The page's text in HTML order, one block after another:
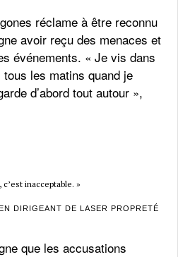
réclame à être reconnu
avoir reçu des menaces et
événements. « Je vis dans
les matins quand je
d’abord tout autour »,
inacceptable. »
DIRIGEANT DE LASER PROPRETÉ
que les accusations